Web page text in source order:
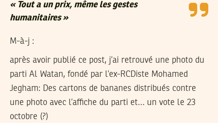
« Tout a un prix, même les gestes
humanitaires »
M-à-j :
après avoir publié ce post, j’ai retrouvé une photo du
parti Al Watan, fondé par l’ex-RCDiste Mohamed
Jegham: Des cartons de bananes distribués contre
une photo avec l’affiche du parti et… un vote le 23
octobre (?)